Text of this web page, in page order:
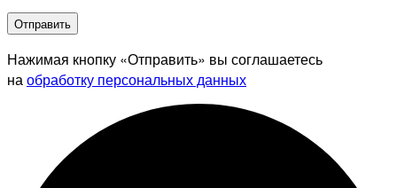
Отправить
Нажимая кнопку «Отправить» вы соглашаетесь
на обработку персональных данных